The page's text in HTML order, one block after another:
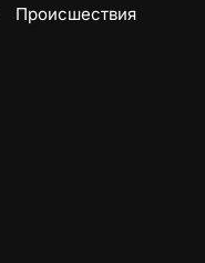
Происшествия